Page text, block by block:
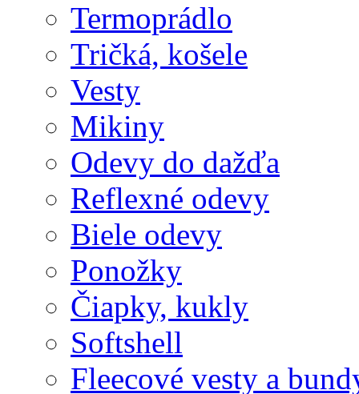
Termoprádlo
Tričká, košele
Vesty
Mikiny
Odevy do dažďa
Reflexné odevy
Biele odevy
Ponožky
Čiapky, kukly
Softshell
Fleecové vesty a